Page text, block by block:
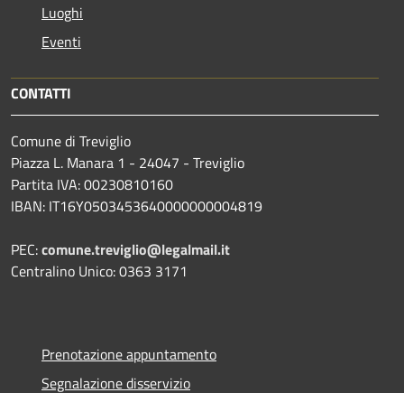
Luoghi
Eventi
CONTATTI
Comune di Treviglio
Piazza L. Manara 1 - 24047 - Treviglio
Partita IVA: 00230810160
IBAN: IT16Y0503453640000000004819
PEC:comune.treviglio@legalmail.it
Centralino Unico: 0363 3171
Prenotazione appuntamento
Segnalazione disservizio